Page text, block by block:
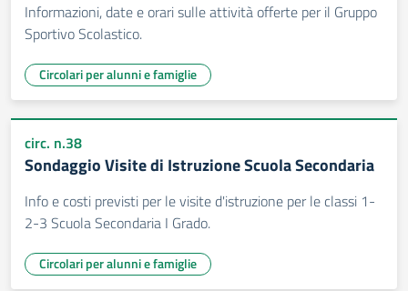
Informazioni, date e orari sulle attività offerte per il Gruppo
Sportivo Scolastico.
Circolari per alunni e famiglie
circ. n.38
Sondaggio Visite di Istruzione Scuola Secondaria
Info e costi previsti per le visite d'istruzione per le classi 1-
2-3 Scuola Secondaria I Grado.
Circolari per alunni e famiglie